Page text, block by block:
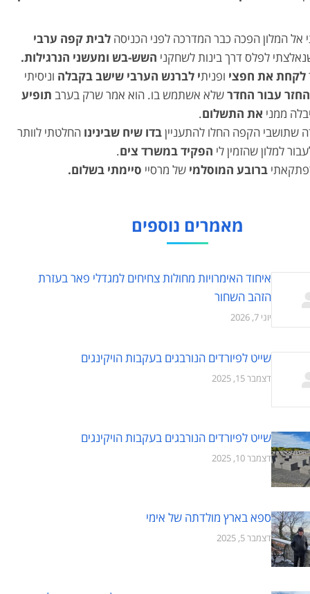
אל המלון הפכה כבר המדרכה לפני הכניסה לבית קפה ערבי
לפלס דרך בינות לשחקני השש-בש ומעשני הנרגילות.
לקחת את חפצי ופניתי לברנש הערבי שישב בקבלה וניסיתי
עבור החדרשלא אשתמש בו. הוא אמר שרק בערב תופיע
ממני את התשלום.
שתושבי הקפה החלו להתענייןבדו שיח שבינינו החלטתי לוותר
למלון שהזמין לי הפקיד במשרד צים.
ברובע המוסלמי של מרסיי סיימתי בשלום.
מאמרים נוספים
איחוד האימרויות מחולות צחיחים למגדלי פאר בעזרת
הזהב השחור
יוני 7, 2026
שייט לפיורדים הנורבגים בעקבות הויקינגים
דצמבר 15, 2025
שייט לפיורדים הנורבגים בעקבות הויקינגים
דצמבר 10, 2025
ספא בארץ מולדתה של אימי
דצמבר 5, 2025